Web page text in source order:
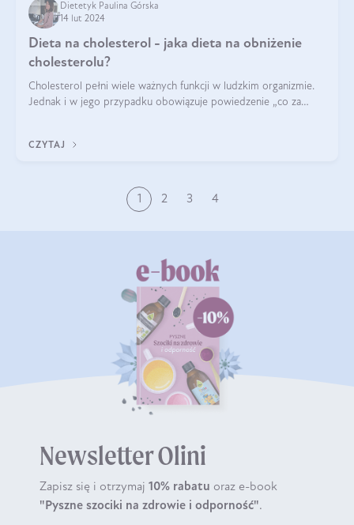
Dietetyk Paulina Górska
14 lut 2024
Dieta na cholesterol - jaka dieta na obniżenie
cholesterolu?
Cholesterol pełni wiele ważnych funkcji w ludzkim organizmie.
Jednak i w jego przypadku obowiązuje powiedzenie „co za
CZYTAJ
1 2 3 4
Newsletter Olini
Zapisz się i otrzymaj 10% rabatu oraz e-book
"Pyszne szociki na zdrowie i odporność".